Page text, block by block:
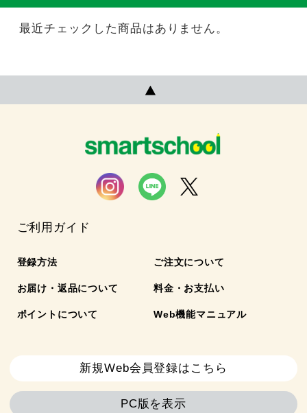
最近チェックした商品はありません。
ご利用ガイド
登録方法 ご注文について
お届け・返品について 料金・お支払い
ポイントについて Web機能マニュアル
新規Web会員登録はこちら
PC版を表示